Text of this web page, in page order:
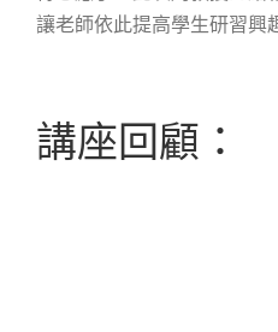
讓老師依此提高學生研習興
講座回顧：